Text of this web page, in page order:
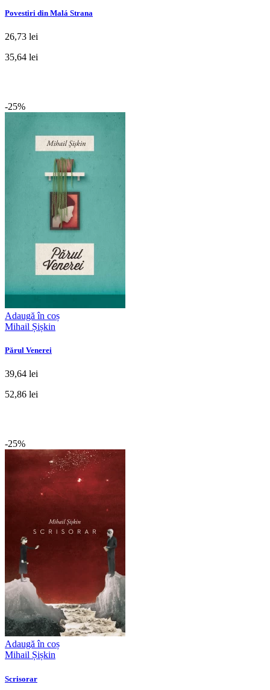
Povestiri din Malá Strana
26,73 lei
35,64 lei
-25%
Adaugă în coș
Mihail Șișkin
Părul Venerei
39,64 lei
52,86 lei
-25%
Adaugă în coș
Mihail Șișkin
Scrisorar